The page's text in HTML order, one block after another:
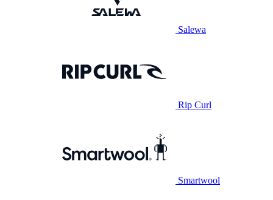
Salewa
Rip Curl
Smartwool